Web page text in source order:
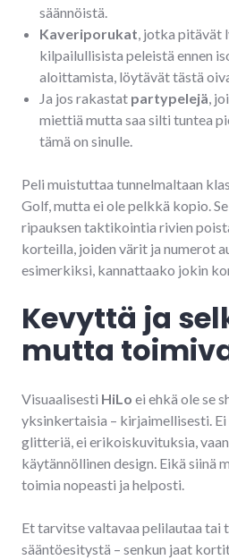
säännöistä.
Kaveriporukat , jotka pitävät
kilpailullisista peleistä ennen
aloittamista, löytävät tästä
Ja jos rakastat partypelejä ,
miettiä mutta saa silti tuntea
tämä on sinulle.
Peli muistuttaa tunnelmaltaan
Golf, mutta ei ole pelkkä kopio.
ripauksen taktikointia rivien
korteilla, joiden värit ja numerot
esimerkiksi, kannattaako jokin
Kevyttä ja
mutta
Visuaalisesti HiLo ei ehkä ole se
yksinkertaisia – kirjaimellisesti.
glitteriä, ei erikoiskuvituksia,
käytännöllinen design. Eikä siinä
toimia nopeasti ja helposti.
Et tarvitse valtavaa pelilautaa tai
sääntöesitystä – senkun jaat